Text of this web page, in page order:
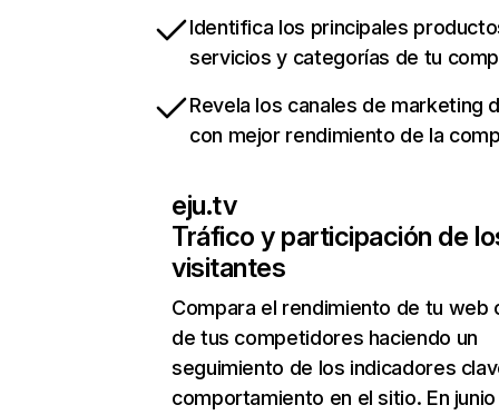
Identifica los principales
servicios y categorías de tu
Revela los canales de marketing
con mejor rendimiento de la
eju.tv
Tráfico y participación de
visitantes
Compara el rendimiento de tu web
de tus competidores haciendo un
seguimiento de los indicadores
comportamiento en el sitio. En